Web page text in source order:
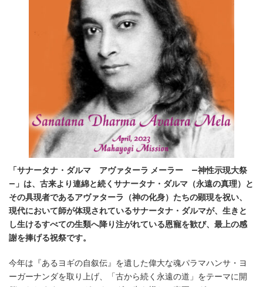
「サナータナ・ダルマ アヴァターラ メーラー ―神性示現大祭
―」は、古来より連綿と続くサナータナ・ダルマ（永遠の真理）と
その具現者であるアヴァターラ（神の化身）たちの顕現を祝い、
現代において師が体現されているサナータナ・ダルマが、生きと
し生けるすべての生類へ降り注がれている恩寵を歓び、最上の感
謝を捧げる祝祭です。
今年は『あるヨギの自叙伝』を遺した偉大な魂パラマハンサ・ヨ
ーガーナンダを取り上げ、「古から続く永遠の道」をテーマに開